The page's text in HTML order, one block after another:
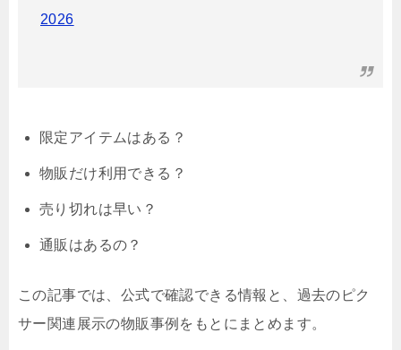
2026
限定アイテムはある？
物販だけ利用できる？
売り切れは早い？
通販はあるの？
この記事では、 公式で確認できる情報と、 過去のピク
サー関連展示の物販事例をもとにまとめます。